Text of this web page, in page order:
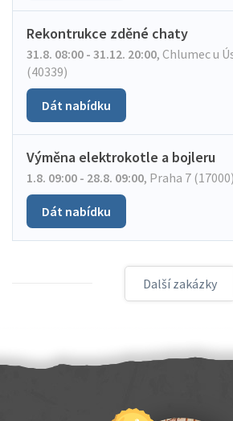
Rekontrukce zděné chaty
31.8. 08:00 - 31.12. 20:00, Chlumec u
(40339)
Dát nabídku
Výměna elektrokotle a bojleru
1.8. 09:00 - 28.8. 09:00, Praha 7 (17000)
Dát nabídku
Další zakázky